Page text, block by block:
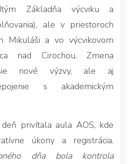
Základňa výcviku a
ale v priestoroch
Mikuláši a vo výcvikovom
nad Cirochou. Zmena
nové výzvy, ale aj
s akademickým
privítala aula AOS, kde
úkony a registrácia.
dňa bola kontrola